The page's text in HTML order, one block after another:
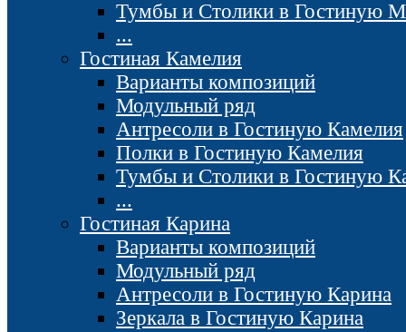
Тумбы и Столики в Гостиную
...
Гостиная Камелия
Варианты композиций
Модульный ряд
Антресоли в Гостиную Камелия
Полки в Гостиную Камелия
Тумбы и Столики в Гостиную
...
Гостиная Карина
Варианты композиций
Модульный ряд
Антресоли в Гостиную Карина
Зеркала в Гостиную Карина